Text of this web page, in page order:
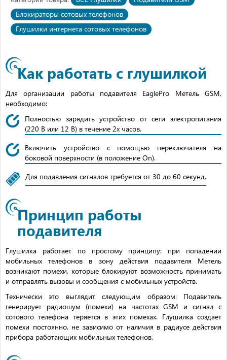
Блокираторы сотовых телефонов
Глушилки интернета сотовых телефонов
Как работать с глушилкой
Для организации работы подавителя EaglePro Метель GSM,
необходимо:
Полностью зарядить устройство от сети электропитания
(220 В или 12 В) в течение 2х часов.
Включить устройство с помощью переключателя на
боковой поверхности (в положение On).
Для подавления сигналов требуется от 30 до 60 секунд.
Принцип работы
подавителя
Глушилка работает по простому принципу: при попадении
мобильных телефонов в зону действия подавителя Метель
возникают помехи, которые блокируют возможность принимать
и отправлять вызовы и сообщения с мобильных устройств.
Технически это выглядит следующим образом: Подавитель
генерирует радиошум (помехи) на частотах GSM и сигнал с
сотового телефона теряется в этих помехах. Глушилка создает
помехи постоянно, не зависимо от наличия в радиусе действия
прибора работающих мобильных телефонов.